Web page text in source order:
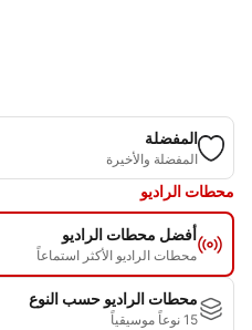
المفضلة
المفضلة والأخيرة
محطات الراديو
أفضل محطات الراديو
محطات الراديو الأكثر استماعاً
محطات الراديو حسب النوع
15 نوعاً موسيقياً